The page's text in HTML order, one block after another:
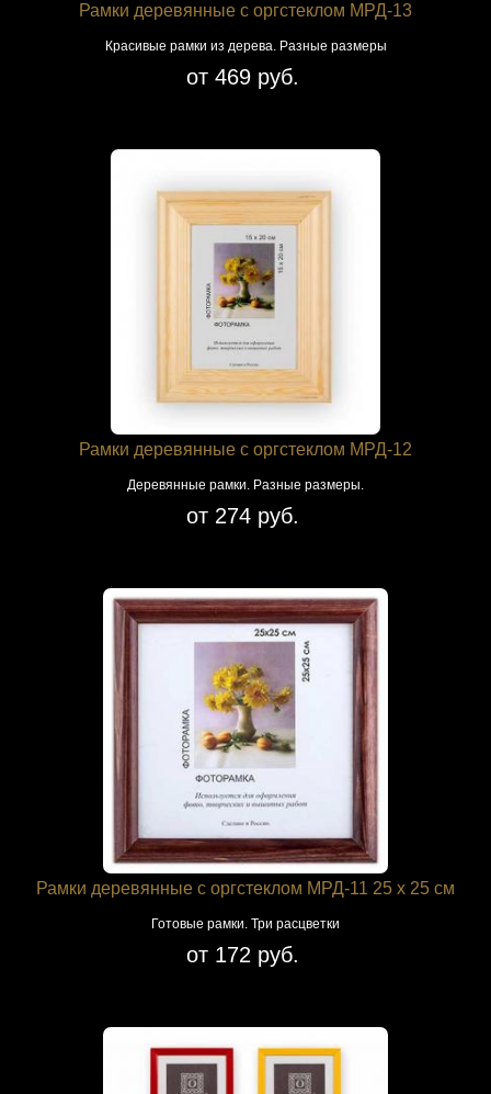
Рамки деревянные с оргстеклом МРД-13
Красивые рамки из дерева. Разные размеры
от 469 руб.
Рамки деревянные с оргстеклом МРД-12
Деревянные рамки. Разные размеры.
от 274 руб.
Рамки деревянные с оргстеклом МРД-11 25 х 25 см
Готовые рамки. Три расцветки
от 172 руб.